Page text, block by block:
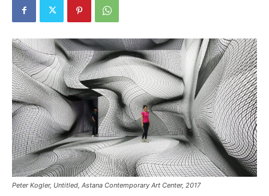
Peter Kogler, Untitled, Astana Contemporary Art Center, 2017